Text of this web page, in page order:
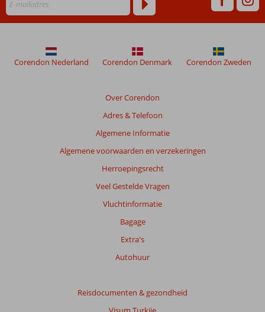
niet
weergegeven
om
garanderen.
Over Corendon
Adres & Telefoon
Algemene Informatie
Algemene voorwaarden en verzekeringen
Herroepingsrecht
Veel Gestelde Vragen
Vluchtinformatie
Bagage
Extra's
Autohuur
Reisdocumenten & gezondheid
Corendon Nederland Corendon Denmark Corendon Zweden